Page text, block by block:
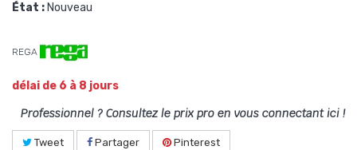
État :Nouveau
REGA
délai de 6 à 8 jours
Professionnel ? Consultez le prix pro en vous connectant ici !
Tweet Partager Pinterest